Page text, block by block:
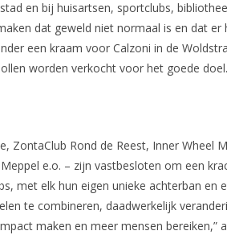
en bij huisartsen, sportclubs,
dat geweld niet normaal is en dat
een kraam voor Calzoni in de
worden verkocht voor het goede
ZontaClub Rond de Reest, Inner Wheel
e.o. – zijn vastbesloten om een
met elk hun eigen unieke achterban en
te combineren, daadwerkelijk
maken en meer mensen bereiken,”